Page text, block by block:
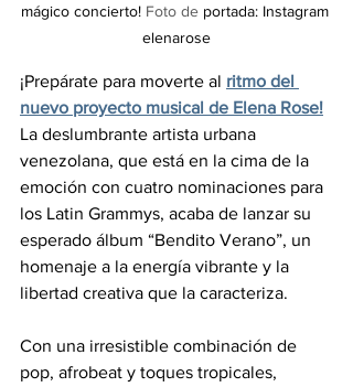
mágico concierto! Foto de portada: Instagram
elenarose
¡Prepárate para moverte al ritmo del
nuevo proyecto musical de Elena Rose!
La deslumbrante artista urbana
venezolana, que está en la cima de la
emoción con cuatro nominaciones para
los Latin Grammys, acaba de lanzar su
esperado álbum “Bendito Verano”, un
homenaje a la energía vibrante y la
libertad creativa que la caracteriza.
Con una irresistible combinación de
pop, afrobeat y toques tropicales,